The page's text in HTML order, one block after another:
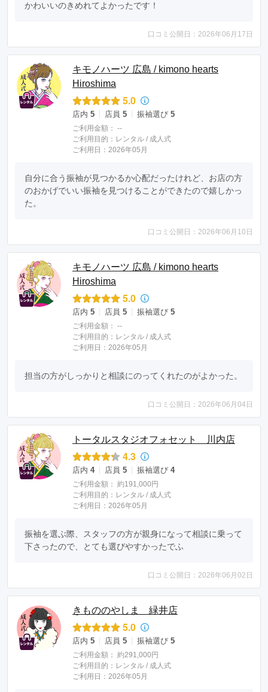
かわいいのきめれてよかったです！
口コミ公開日：2026年06月17日
キモノハーツ 広島 / kimono hearts
Hiroshima
5.0
店内 5 店員 5 振袖選び 5
ご利用金額： --
ご利用目的： レンタル / 成人式
ご利用日：2026年05月
自分に合う振袖が見つかるか心配だったけれど、お店の方
のおかげでいい振袖を見つけることができたので嬉しかっ
た。
口コミ公開日：2026年06月10日
キモノハーツ 広島 / kimono hearts
Hiroshima
5.0
店内 5 店員 5 振袖選び 5
ご利用金額： --
ご利用目的： レンタル / 成人式
ご利用日：2026年05月
担当の方がしっかりと相談にのってくれたのがよかった。
口コミ公開日：2026年06月04日
トータルスタジオフォセット 川内店
4.3
店内 4 店員 5 振袖選び 4
ご利用金額： 約191,000円
ご利用目的： レンタル / 成人式
ご利用日：2026年05月
振袖を選ぶ際、スタッフの方が親身になって相談に乗って
下さったので、とても選びやすかったでふ
口コミ公開日：2026年06月02日
きもののやしま 緑井店
5.0
店内 5 店員 5 振袖選び 5
ご利用金額： 約291,000円
ご利用目的： レンタル / 成人式
ご利用日：2026年05月